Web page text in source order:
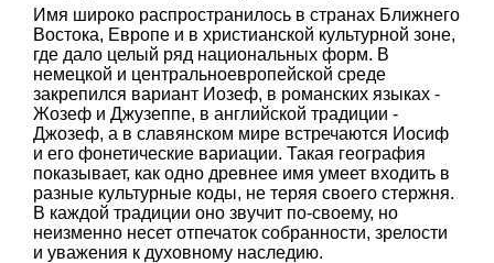
Имя широко распространилось в странах Ближнего
Востока, Европе и в христианской культурной зоне,
где дало целый ряд национальных форм. В
немецкой и центральноевропейской среде
закрепился вариант Иозеф, в романских языках -
Жозеф и Джузеппе, в английской традиции -
Джозеф, а в славянском мире встречаются Иосиф
и его фонетические вариации. Такая география
показывает, как одно древнее имя умеет входить в
разные культурные коды, не теряя своего стержня.
В каждой традиции оно звучит по-своему, но
неизменно несет отпечаток собранности, зрелости
и уважения к духовному наследию.